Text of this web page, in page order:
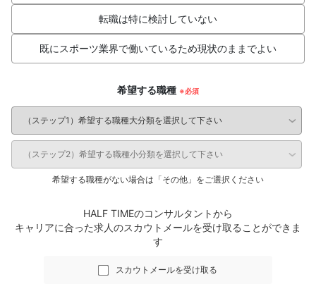
転職は特に検討していない
既にスポーツ業界で働いているため現状のままでよい
希望する職種
希望する職種がない場合は「その他」をご選択ください
HALF TIMEのコンサルタントから
キャリアに合った求人のスカウトメールを受け取ることができま
す
スカウトメールを受け取る